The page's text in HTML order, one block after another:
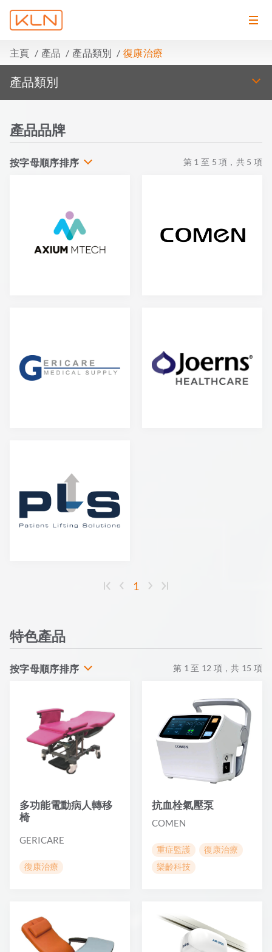
主頁 產品 產品類別 復康治療
產品類別
產品品牌
按字母順序排序 第 1 至 5 項，共 5 項
1
特色產品
按字母順序排序 第 1 至 12 項，共 15 項
多功能電動病人轉移
椅
GERICARE
復康治療
抗血栓氣壓泵
COMEN
重症監護
復康治療
樂齡科技